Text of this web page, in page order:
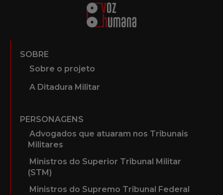
SOBRE
Sobre o projeto
A Ditadura Militar
PERSONAGENS
Advogados que atuaram nos Tribunais
Militares
Ministros do Superior Tribunal Militar
(STM)
Ministros do Supremo Tribunal Federal